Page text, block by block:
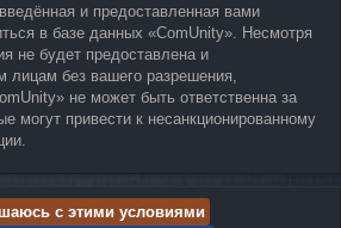
и предоставленная вами
в базе данных «ComUnity». Несмотря
не будет предоставлена и
лицам без вашего разрешения,
не может быть ответственна за
могут привести к несанкционированному